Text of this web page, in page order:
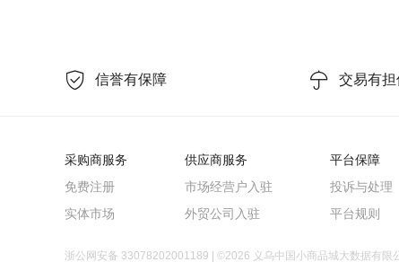
纱幔/帷幔
洗衣液
手腕花
红包